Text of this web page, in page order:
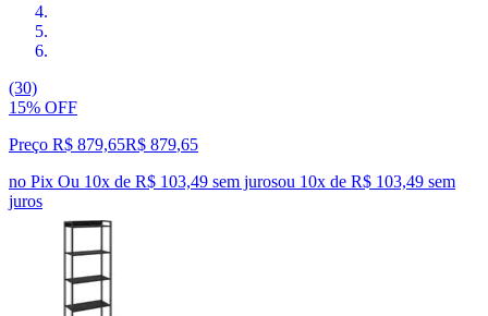
(30)
15% OFF
Preço R$ 879,65R$ 879,65
no Pix Ou 10x de R$ 103,49 sem jurosou 10x de R$ 103,49 sem
juros